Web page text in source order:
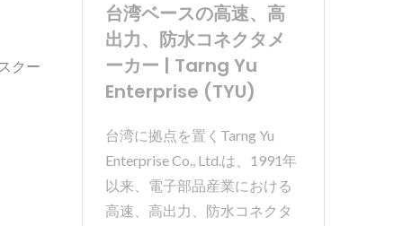
クー
台湾ベースの高速、高
出力、防水コネクタメ
ーカー | Tarng Yu
Enterprise (TYU)
台湾に拠点を置くTarng Yu
Enterprise Co., Ltd.は、1991年
以来、電子部品産業における
高速、高出力、防水コネクタ